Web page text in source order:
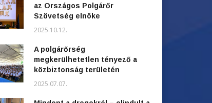
az Országos Polgárőr
Szövetség elnöke
2025.10.12.
A polgárőrség
megkerülhetetlen tényező a
közbiztonság területén
2025.07.07.